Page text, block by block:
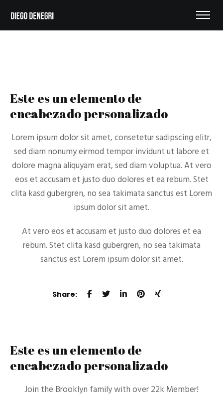
Este es un elemento de
encabezado personalizado
Lorem ipsum dolor sit amet, consetetur sadipscing elitr,
sed diam nonumy eirmod tempor invidunt ut labore et
dolore magna aliquyam erat, sed diam voluptua. At vero
eos et accusam et justo duo dolores et ea rebum. Stet
clita kasd gubergren, no sea takimata sanctus est Lorem
ipsum dolor sit amet.
At vero eos et accusam et justo duo dolores et ea
rebum. Stet clita kasdgubergren, no sea takimata
sanctus est Lorem ipsum dolor sit amet.
Share:
Este es un elemento de
encabezado personalizado
Join the Brooklyn family with over 22k Member!